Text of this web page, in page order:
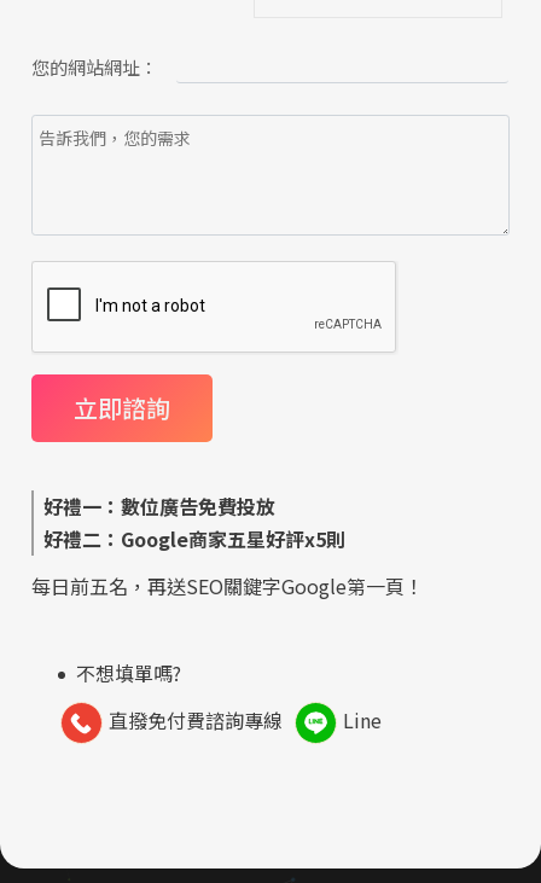
您的網站網址：
好禮一：數位廣告免費投放
好禮二：Google商家五星好評x5則
每日前五名，再送SEO關鍵字Google第一頁！
不想填單嗎?
直撥免付費諮詢專線
Line